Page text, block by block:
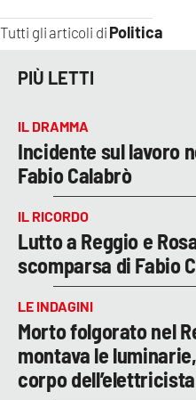
Tutti gli articoli di Politica
PIÙ LETTI
IL DRAMMA
Incidente sul lavoro
Fabio Calabrò
IL RICORDO
Lutto a Reggio e
scomparsa di Fabio
LE INDAGINI
Morto folgorato nel
montava le
corpo